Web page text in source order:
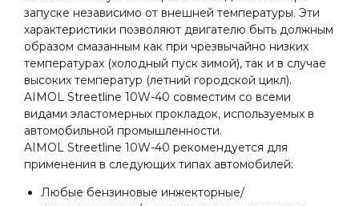
запуске независимо от внешней температуры. Эти
характеристики позволяют двигателю быть должным
образом смазанным как при чрезвычайно низких
температурах (холодный пуск зимой), так и в случае
высоких температур (летний городской цикл).
AIMOL Streetline 10W-40 совместим со всеми
видами эластомерных прокладок, используемых в
автомобильной промышленности.
AIMOL Streetline 10W-40 рекомендуется для
применения в следующих типах автомобилей:
Любые бензиновые инжекторные/